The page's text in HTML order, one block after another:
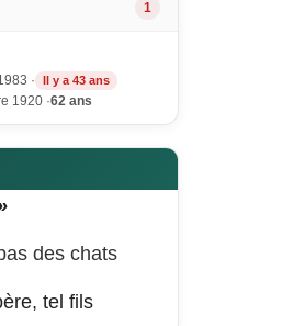
1
· Il y a 43 ans
1920 ·62 ans
des chats
tel fils